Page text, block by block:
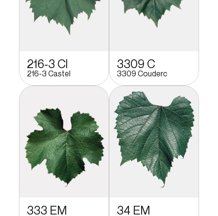
216-3 Cl
216-3 Castel
3309 C
3309 Couderc
333 EM 34 EM